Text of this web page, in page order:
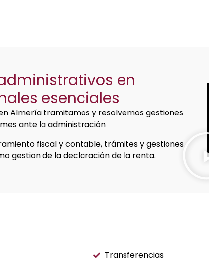
en
esenciales
Almería tramitamos y resolvemos gestiones
ante la administración
fiscal y contable, trámites y gestiones
gestion de la declaración de la renta.
Transferencias